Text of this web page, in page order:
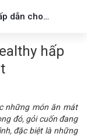
dẫn cho
hấp
những món ăn mát
đó, gỏi cuốn đang
đặc biệt là những